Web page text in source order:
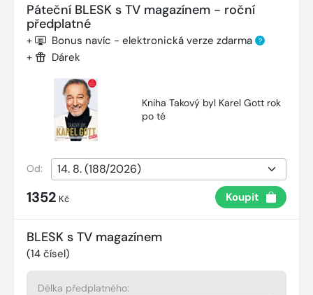
Páteční BLESK s TV magazínem - roční
předplatné
+ Bonus navíc - elektronická verze zdarma ?
+ Dárek
Kniha Takový byl Karel Gott rok
po té
Od:
1352 Kč Koupit
BLESK s TV magazínem
(14 čísel)
Délka předplatného: